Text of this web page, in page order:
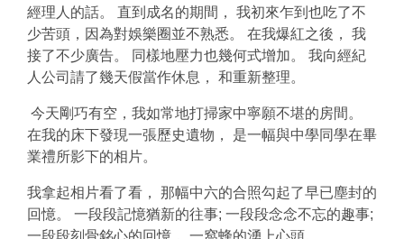
經理人的話。 直到成名的期間， 我初來乍到也吃了不
少苦頭，因為對娛樂圈並不熟悉。 在我爆紅之後， 我
接了不少廣告。 同樣地壓力也幾何式增加。 我向經紀
人公司請了幾天假當作休息， 和重新整理。
今天剛巧有空，我如常地打掃家中寧願不堪的房間。
在我的床下發現一張歷史遺物， 是一幅與中學同學在畢
業禮所影下的相片。
我拿起相片看了看， 那幅中六的合照勾起了早已塵封的
回憶。 一段段記憶猶新的往事; 一段段念念不忘的趣事;
一段段刻骨銘心的回憶， 一窩蜂的湧上心頭。